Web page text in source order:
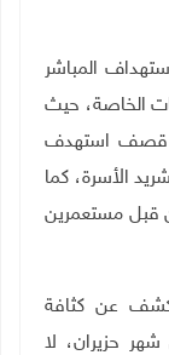
المباشر
الخاصة، حيث
قصف استهدف
الأسرة، كما
قبل مستعمرين
يكشف عن كثافة
حزيران، لا